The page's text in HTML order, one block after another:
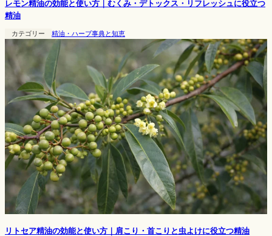
レモン精油の効能と使い方｜むくみ・デトックス・リフレッシュに役立つ
精油
カテゴリー 精油・ハーブ事典と知恵
リトセア精油の効能と使い方｜肩こり・首こりと虫よけに役立つ精油